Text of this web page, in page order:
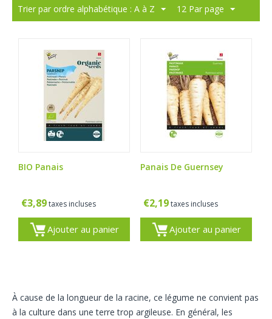
Trier par ordre alphabétique : A à Z 12 Par page
BIO Panais
€3,89taxes incluses
Ajouter au panier
Panais De Guernsey
€2,19 taxes incluses
Ajouter au panier
À cause de la longueur de la racine, ce légume ne convient pas
à la culture dans une terre trop argileuse. En général, les